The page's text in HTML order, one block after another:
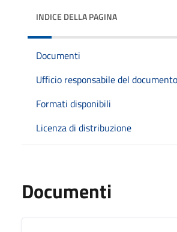
INDICE DELLA PAGINA
Documenti
Ufficio responsabile del documento
Formati disponibili
Licenza di distribuzione
Documenti